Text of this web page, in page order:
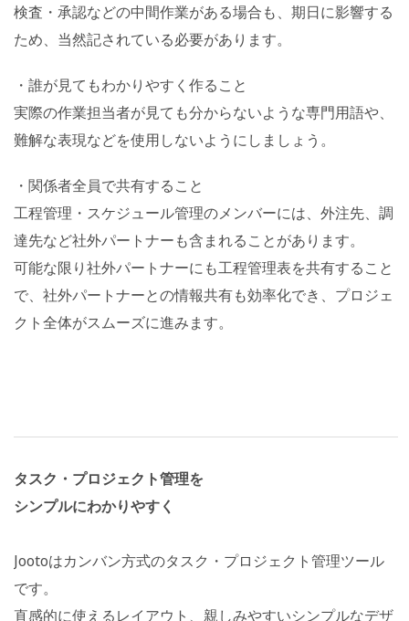
検査・承認などの中間作業がある場合も、期日に影響する
ため、当然記されている必要があります。
・誰が見てもわかりやすく作ること
実際の作業担当者が見ても分からないような専門用語や、
難解な表現などを使用しないようにしましょう。
・関係者全員で共有すること
工程管理・スケジュール管理のメンバーには、外注先、調
達先など社外パートナーも含まれることがあります。
可能な限り社外パートナーにも工程管理表を共有すること
で、社外パートナーとの情報共有も効率化でき、プロジェ
クト全体がスムーズに進みます。
タスク・プロジェクト管理を
シンプルにわかりやすく
Jootoはカンバン方式のタスク・プロジェクト管理ツール
です。
直感的に使えるレイアウト、親しみやすいシンプルなデザ